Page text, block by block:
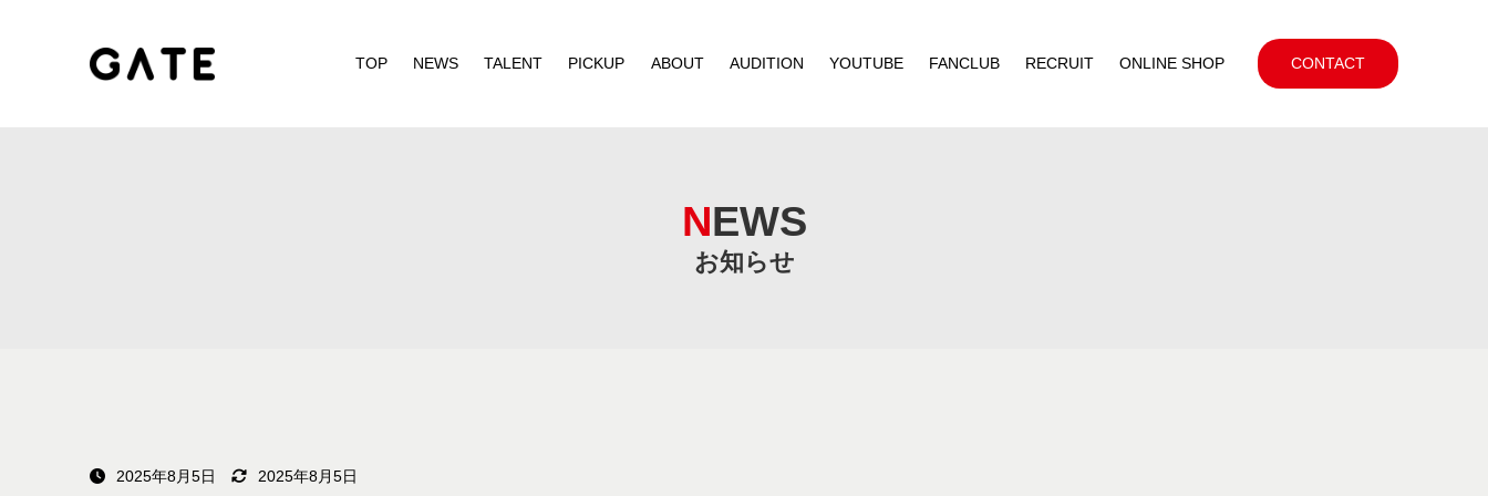
TOP NEWS TALENT PICKUP ABOUT AUDITION YOUTUBE FANCLUB RECRUIT ONLINE SHOP CONTACT
NEWS
お知らせ
2025年8月5日 2025年8月5日